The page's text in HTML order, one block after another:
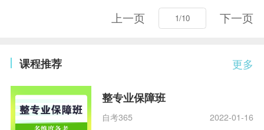
上一页 下一页
更多
课程推荐
整专业保障班
自考365 2022-01-16